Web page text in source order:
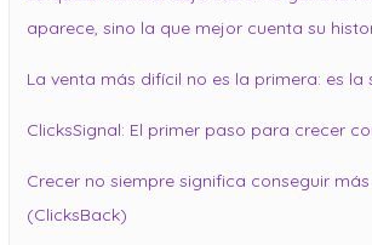
aparece, sino la que mejor cuenta su
La venta más difícil no es la primera: es la
ClicksSignal: El primer paso para crecer
Crecer no siempre significa conseguir
(ClicksBack)